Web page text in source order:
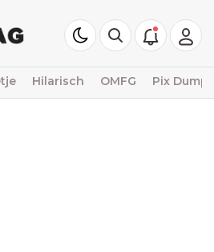
Hilarisch OMFG Pix Dump